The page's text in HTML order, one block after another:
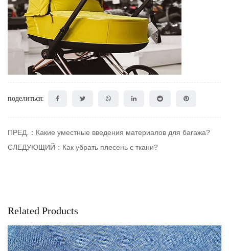
поделиться:
ПРЕД.：Какие уместные введения материалов для багажа?
СЛЕДУЮЩИЙ：Как убрать плесень с ткани?
Related Products